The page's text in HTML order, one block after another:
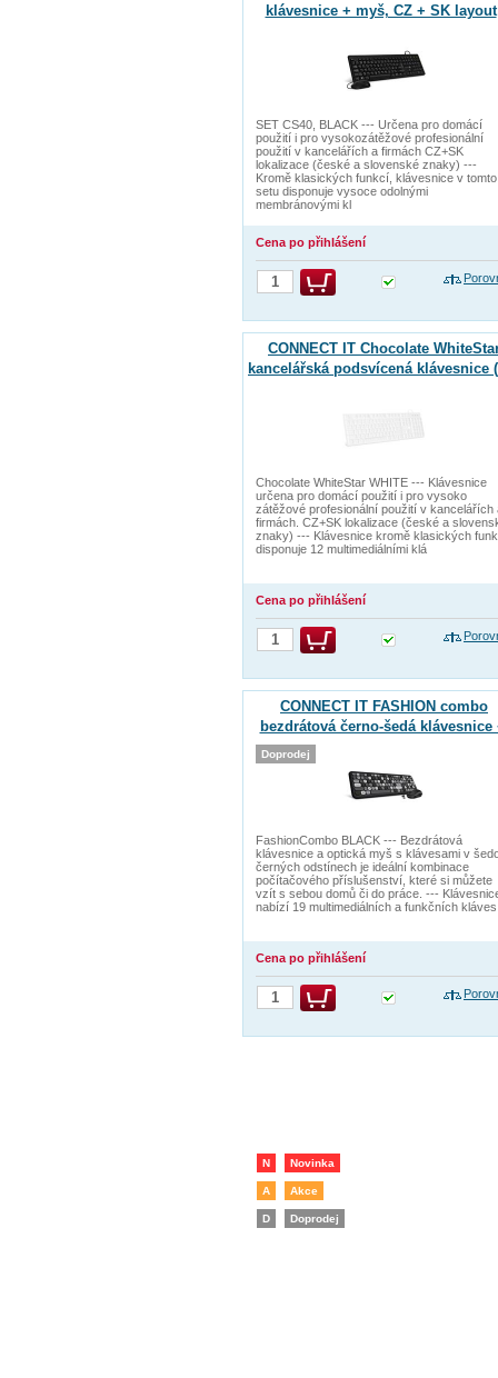
klávesnice + myš, CZ + SK layout
SET CS40, BLACK --- Určena pro domácí
použití i pro vysokozátěžové profesionální
použití v kancelářích a firmách CZ+SK
lokalizace (české a slovenské znaky) ---
Kromě klasických funkcí, klávesnice v tomto
setu disponuje vysoce odolnými
membránovými kl
Cena po přihlášení
CONNECT IT Chocolate
kancelářská podsvícená klávesnice
Chocolate WhiteStar WHITE --- Klávesnice
určena pro domácí použití i pro vysoko
zátěžové profesionální použití v kancelářích
firmách. CZ+SK lokalizace (české a
znaky) --- Klávesnice kromě klasických
disponuje 12 multimediálními klá
Cena po přihlášení
CONNECT IT FASHION combo
bezdrátová černo-šedá klávesnice
myš, (+1x AAA +1x AA baterie
FashionCombo BLACK --- Bezdrátová
klávesnice a optická myš s klávesami v
černých odstínech je ideální kombinace
počítačového příslušenství, které si můžete
vzít s sebou domů či do práce. ---
nabízí 19 multimediálních a funkčních kláves
Cena po přihlášení
Doprodej
N Novinka
A Akce
D Doprodej